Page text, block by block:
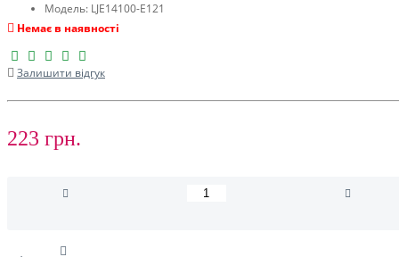
Модель: LJE14100-E121
Немає в наявності
Залишити відгук
223 грн.